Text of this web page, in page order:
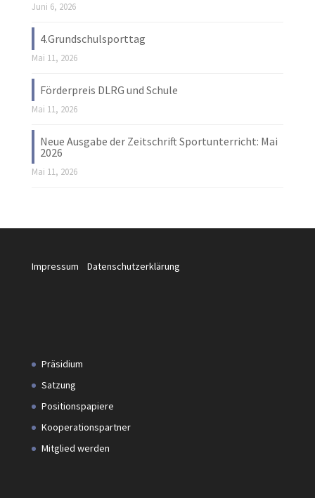
Juni 6, 2026
4.Grundschulsporttag
Mai 11, 2026
Förderpreis DLRG und Schule
Mai 11, 2026
Neue Ausgabe der Zeitschrift Sportunterricht: Mai
2026
Mai 11, 2026
Impressum Datenschutzerklärung
Präsidium
Satzung
Positionspapiere
Kooperationspartner
Mitglied werden